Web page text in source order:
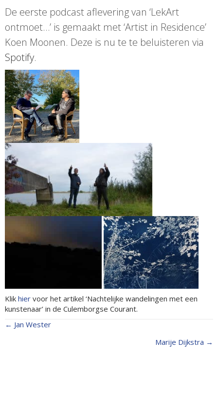
De eerste podcast aflevering van ‘LekArt
ontmoet…’ is gemaakt met ‘Artist in Residence’
Koen Moonen. Deze is nu te te beluisteren via
Spotify.
Klik hier voor het artikel ‘Nachtelijke wandelingen met een
kunstenaar’ in de Culemborgse Courant.
Posts
← Jan Wester
Marije Dijkstra →